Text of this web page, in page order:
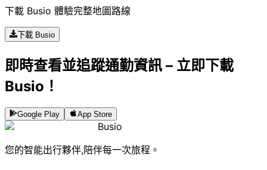
下載 Busio 體驗完整地圖路線
下載 Busio
即時查看並追蹤通勤資訊 – 立即下載
Busio！
Google Play App Store
Busio
您的智能出行夥伴,陪伴每一次旅程。